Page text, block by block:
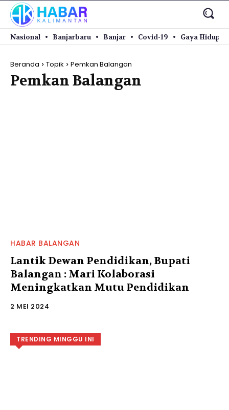
Nasional Banjarbaru Banjar Covid-19 Gaya Hidup
Beranda Topik Pemkan Balangan
Pemkan Balangan
HABAR BALANGAN
Lantik Dewan Pendidikan, Bupati
Balangan : Mari Kolaborasi
Meningkatkan Mutu Pendidikan
2 MEI 2024
TRENDING MINGGU INI